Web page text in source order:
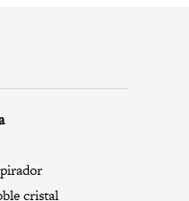
cristal